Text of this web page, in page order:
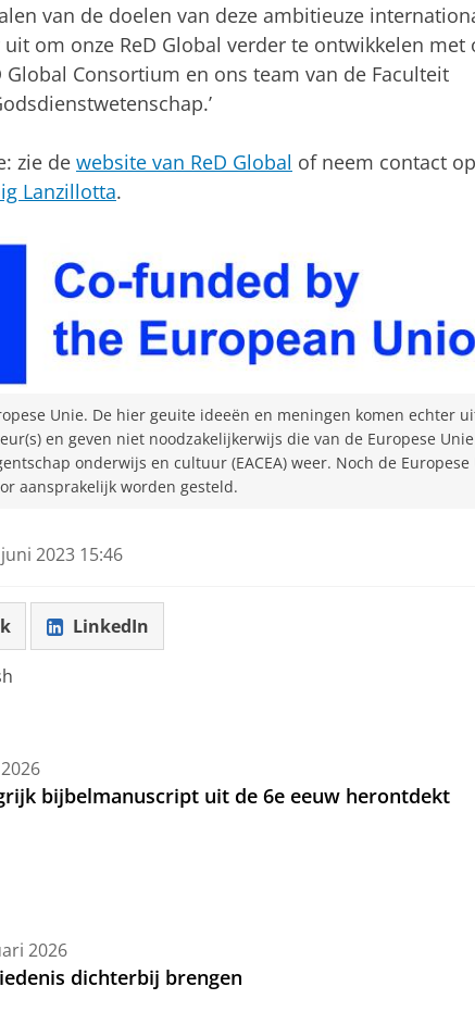
van de doelen van deze ambitieuze
om onze ReD Global verder te ontwikkelen met
Global Consortium en ons team van de Faculteit
zie de website van ReD Global of neem contact
Lanzillotta.
Unie. De hier geuite ideeën en meningen komen echter
en geven niet noodzakelijkerwijs die van de Europese
onderwijs en cultuur (EACEA) weer. Noch de Europese
aansprakelijk worden gesteld.
2023 15:46
LinkedIn
bijbelmanuscript uit de 6e eeuw herontdekt
2026
dichterbij brengen